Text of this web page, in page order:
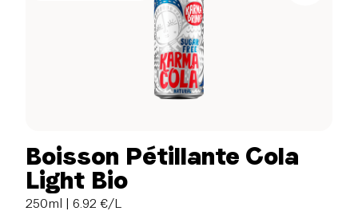
Boisson Pétillante Cola
Light Bio
250ml | 6.92 €/L